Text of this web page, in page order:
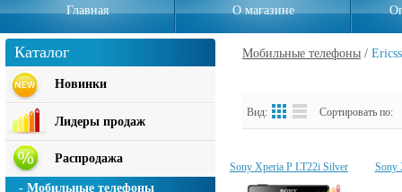
Главная О магазине
Мобильные телефоны /
Вид: Сортировать по:
Sony Xperia P LT22i Silver Sony
Каталог
Новинки
Лидеры продаж
Распродажа
- Мобильные телефоны